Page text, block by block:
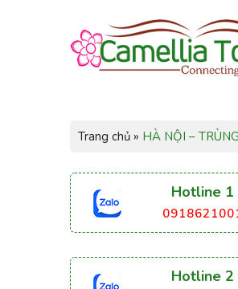
Trang chủ » HÀ NỘI –
Hotline 1
Hotline 2